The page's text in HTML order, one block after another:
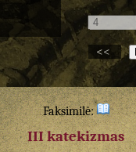
<<
Faksimilė:
III katekizmas